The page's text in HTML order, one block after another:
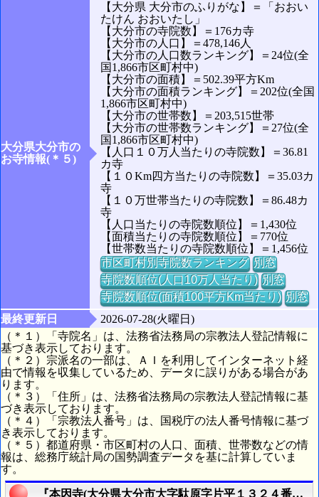
大分県大分市の
お寺情報(＊５)
【大分県 大分市のふりがな】＝「おおい
たけん おおいたし」
【大分市の寺院数】＝176カ寺
【大分市の人口】＝478,146人
【大分市の人口数ランキング】＝24位(全
国1,866市区町村中)
【大分市の面積】＝502.39平方Km
【大分市の面積ランキング】＝202位(全国
1,866市区町村中)
【大分市の世帯数】＝203,515世帯
【大分市の世帯数ランキング】＝27位(全
国1,866市区町村中)
【人口１０万人当たりの寺院数】＝36.81
カ寺
【１０Km四方当たりの寺院数】＝35.03カ
寺
【１０万世帯当たりの寺院数】＝86.48カ
寺
【人口当たりの寺院数順位】＝1,430位
【面積当たりの寺院数順位】＝770位
【世帯数当たりの寺院数順位】＝1,456位
市区町村別寺院数ランキング 別窓
寺院数順位(人口10万人当たり) 別窓
寺院数順位(面積100平方Km当たり) 別窓
最終更新日
2026-07-28(火曜日)
（＊１）「寺院名」は、法務省法務局の宗教法人登記情報に
基づき表示しております。
（＊２）宗派名の一部は、ＡＩを利用してインターネット経
由で情報を収集しているため、データに誤りがある場合があ
ります。
（＊３）「住所」は、法務省法務局の宗教法人登記情報に基
づき表示しております。
（＊４）「宗教法人番号」は、国税庁の法人番号情報に基づ
き表示しております。
（＊５）都道府県・市区町村の人口、面積、世帯数などの情
報は、総務庁統計局の国勢調査データを基に計算していま
す。
『本因寺(大分県大分市大字駄原字片平１３２４番地